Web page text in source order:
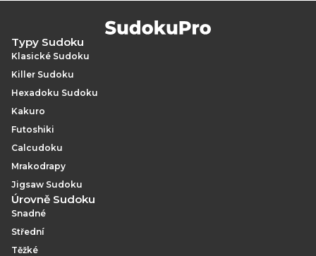
Typy Sudoku
Klasické Sudoku
Killer Sudoku
Hexadoku Sudoku
Kakuro
Futoshiki
Calcudoku
Mrakodrapy
Jigsaw Sudoku
Úrovně Sudoku
Snadné
Střední
Těžké